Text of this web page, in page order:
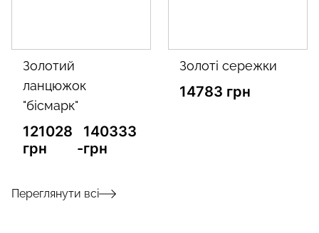
ланцюжок
"бісмарк"
121028
грн
140333
грн
золоті сережки
14783 грн
Переглянути всі